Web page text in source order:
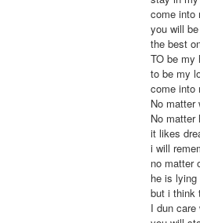
come into
you will be
the best
TO be my
to be my
come into
No matter
No matter
it likes
i will
no matter
he is
but i think
I dun